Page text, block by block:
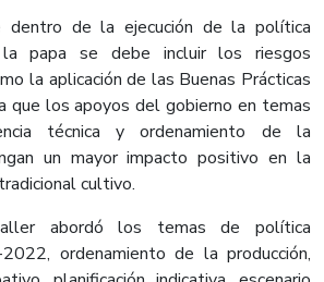
dentro de la ejecución de la política
la papa se debe incluir los riesgos
la aplicación de las Buenas Prácticas
que los apoyos del gobierno en temas
técnica y ordenamiento de la
un mayor impacto positivo en la
cultivo.
abordó los temas de política
ordenamiento de la producción,